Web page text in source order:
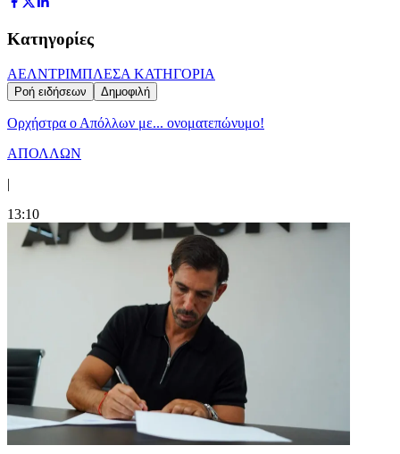
Κατηγορίες
ΑΕΛΝΤΡΙΜΠΛΕΣΑ ΚΑΤΗΓΟΡΙΑ
Ροή ειδήσεων Δημοφιλή
Ορχήστρα o Aπόλλων με... ονοματεπώνυμο!
ΑΠΟΛΛΩΝ
|
13:10